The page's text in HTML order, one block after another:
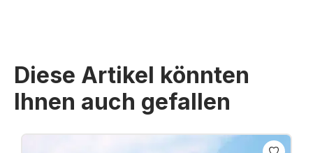
Diese Artikel könnten
Ihnen auch gefallen
Produktgalerie überspringen